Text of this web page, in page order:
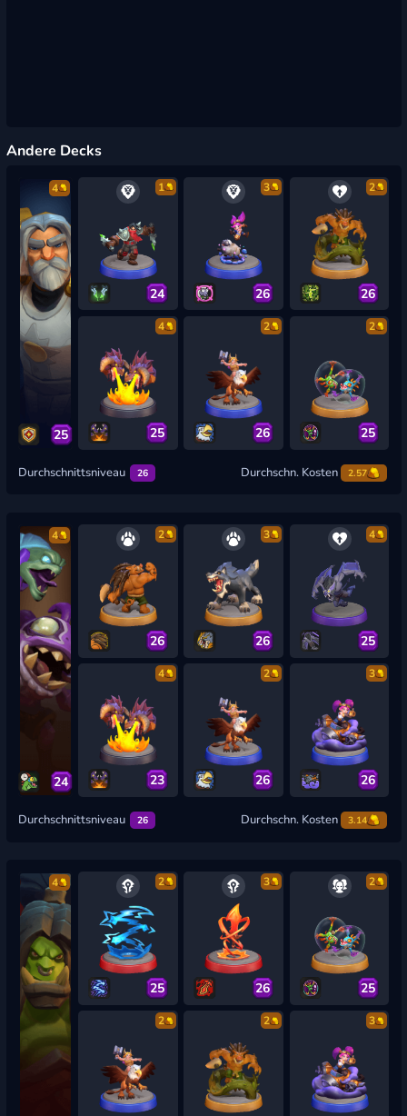
Andere Decks
4
25
1
24
3
26
2
26
4
25
2
26
2
25
Durchschnittsniveau 26 Durchschn. Kosten 2.57
4
24
2
26
3
26
4
25
4
23
2
26
3
26
Durchschnittsniveau 26 Durchschn. Kosten 3.14
4 2
25
3
26
2
25
2 2 3